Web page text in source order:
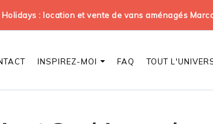
: location et vente de vans aménagés
INSPIREZ-MOI FAQ TOUT